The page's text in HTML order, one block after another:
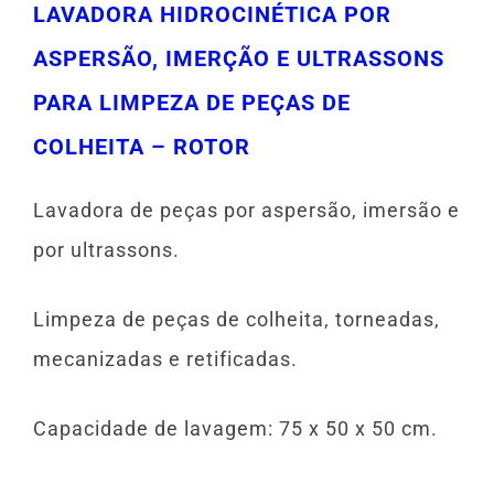
LAVADORA HIDROCINÉTICA POR
ASPERSÃO, IMERÇÃO E ULTRASSONS
PARA LIMPEZA DE PEÇAS DE
COLHEITA – ROTOR
Lavadora de peças por aspersão, imersão e
por ultrassons.
Limpeza de peças de colheita, torneadas,
mecanizadas e retificadas.
Capacidade de lavagem: 75 x 50 x 50 cm.